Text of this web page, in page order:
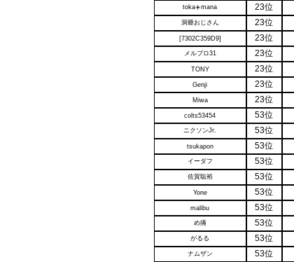
toka☀️mana 23位
洞爺おじさん 23位
[7302C359D9] 23位
メルブロ31 23位
TONY 23位
Genji 23位
Miwa 23位
colts53454 53位
ニクソンJr. 53位
tsukapon 53位
イーダフ 53位
佐賀聡裕 53位
Yone 53位
malibu 53位
め痛 53位
がるる 53位
ナムザン 53位